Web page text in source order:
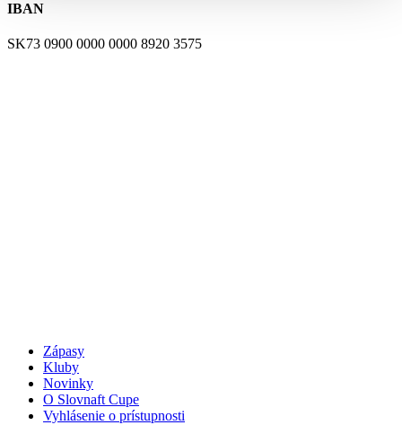
IBAN
SK73 0900 0000 0000 8920 3575
Zápasy
Kluby
Novinky
O Slovnaft Cupe
Vyhlásenie o prístupnosti